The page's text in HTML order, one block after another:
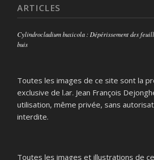
ARTICLES
Cylindrocladium buxicola : Dépérissement des
buis
Toutes les images de ce site sont la
exclusive de l.ar. Jean François
utilisation, même privée, sans
interdite.
Toutes les images et illustrations de